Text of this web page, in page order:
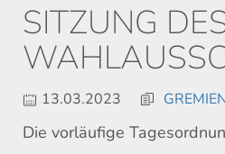
SITZUNG
13.03.2023
Die vorläufige